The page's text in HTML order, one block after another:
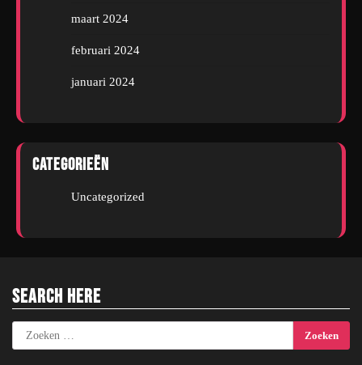
maart 2024
februari 2024
januari 2024
Categorieën
Uncategorized
Search Here
Zoeken
naar: